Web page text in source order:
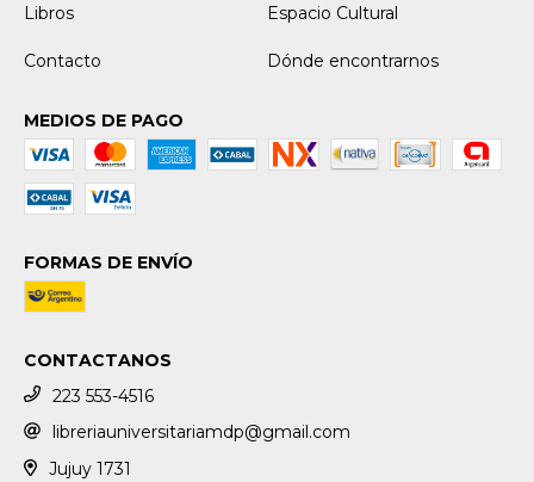
Libros Espacio Cultural
Contacto Dónde encontrarnos
MEDIOS DE PAGO
FORMAS DE ENVÍO
CONTACTANOS
223 553-4516
libreriauniversitariamdp@gmail.com
Jujuy 1731